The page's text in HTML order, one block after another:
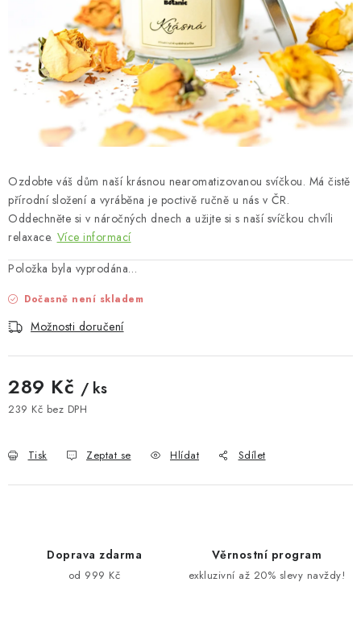
OSTATNÍ
DOVOLENÁ
Doprava a platba Recenze
Věrnostní program
Ozdobte váš dům naší krásnou nearomatizovanou svíčkou. Má čistě
přírodní složení a vyráběna je poctivě ručně u nás v ČR.
Oddechněte si v náročných dnech a užijte si s naší svíčkou chvíli
relaxace. Více informací
Položka byla vyprodána…
Dočasně není skladem
Možnosti doručení
289 Kč / ks
239 Kč bez DPH
Tisk Zeptat se Hlídat Sdílet
Doprava zdarma
od 999 Kč
Věrnostní program
exkluzivní až 20% slevy navždy!